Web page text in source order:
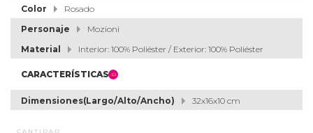
Color
Rosado
Personaje
Mozioni
Material
Interior: 100% Poliéster / Exterior: 100% Poliéster
CARACTERÍSTICAS
Dimensiones(Largo/Alto/Ancho) 32x16x10 cm
CANTIDAD